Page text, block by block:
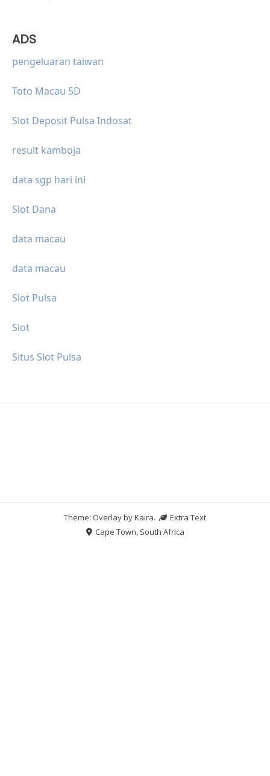
ADS
pengeluaran taiwan
Toto Macau 5D
Slot Deposit Pulsa Indosat
result kamboja
data sgp hari ini
Slot Dana
data macau
data macau
Slot Pulsa
Slot
Situs Slot Pulsa
Theme: Overlay byKaira.
Extra Text
Cape Town, South Africa